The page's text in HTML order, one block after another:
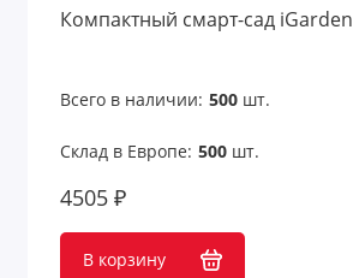
Для моряков
Для нефтяников и шахтеров
Для работников авиации
Для работников культуры
Компактный смарт-сад iGarden
Всего в наличии: 500шт.
Склад в Европе: 500шт.
4505 ₽
В корзину